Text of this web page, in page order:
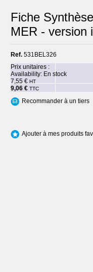
Fiche
MER - version
Ref. 531BEL326
Prix unitaires :
Availability: En stock
7,55 € HT
9,06 € TTC
Recommander à un tiers
Ajouter à mes produits